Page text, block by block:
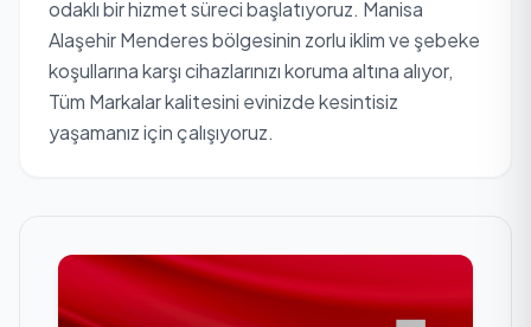
odaklı bir hizmet süreci başlatıyoruz. Manisa
Alaşehir Menderes bölgesinin zorlu iklim ve şebeke
koşullarına karşı cihazlarınızı koruma altına alıyor,
Tüm Markalar kalitesini evinizde kesintisiz
yaşamanız için çalışıyoruz.